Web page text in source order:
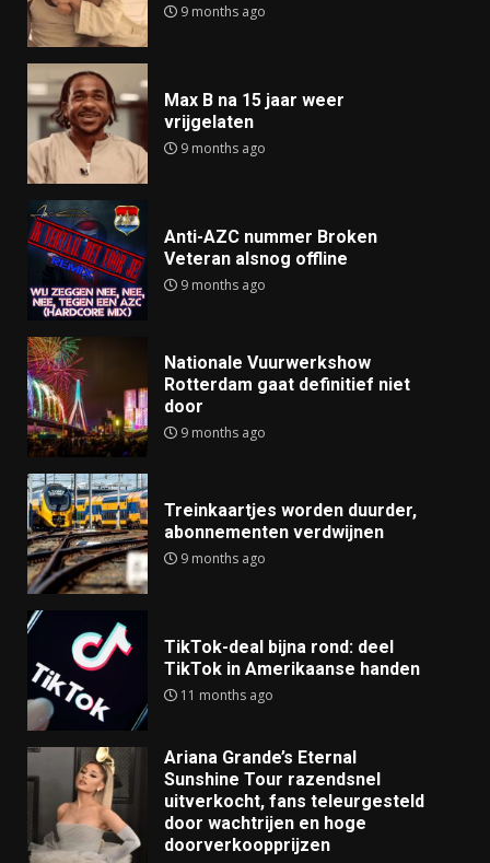
9 months ago
Max B na 15 jaar weer
vrijgelaten
9 months ago
Anti-AZC nummer Broken
Veteran alsnog offline
9 months ago
Nationale Vuurwerkshow
Rotterdam gaat definitief niet
door
9 months ago
Treinkaartjes worden duurder,
abonnementen verdwijnen
9 months ago
TikTok-deal bijna rond: deel
TikTok in Amerikaanse handen
11 months ago
Ariana Grande’s Eternal
Sunshine Tour razendsnel
uitverkocht, fans teleurgesteld
door wachtrijen en hoge
doorverkoopprijzen